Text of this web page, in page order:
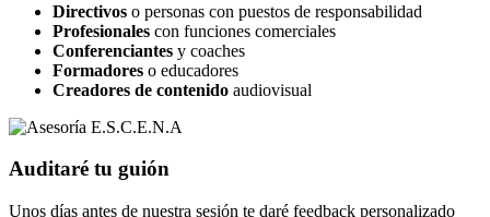
Directivos o personas con puestos de responsabilidad
Profesionales con funciones comerciales
Conferenciantes y coaches
Formadores o educadores
Creadores de contenido audiovisual
Auditaré tu guión
Unos días antes de nuestra sesión te daré feedback personalizado